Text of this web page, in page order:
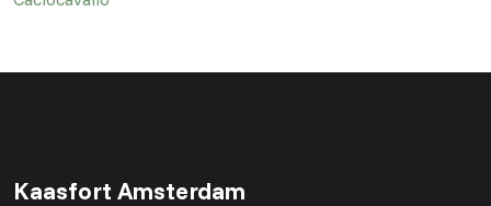
Kaasfort Amsterdam